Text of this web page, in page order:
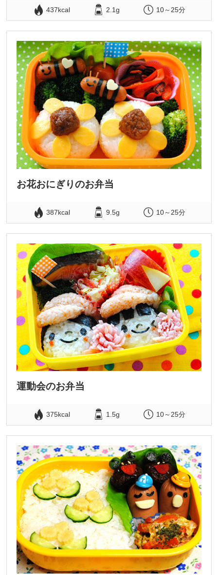
437kcal 2.1g 10～25分
お花おにぎりのお弁当
387kcal 9.5g 10～25分
運動会のお弁当
375kcal 1.5g 10～25分